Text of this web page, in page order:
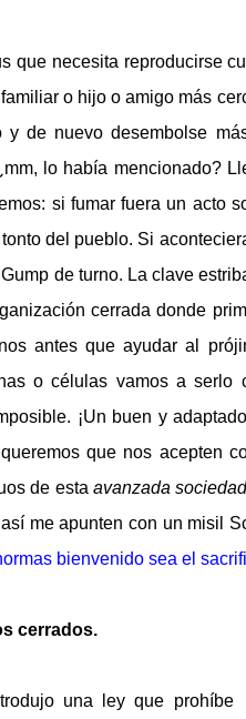
que necesita reproducirse
o hijo o amigo más
y de nuevo desembolse
lo había mencionado?
si fumar fuera un acto
del pueblo. Si
de turno. La clave
cerrada donde
antes que ayudar al
o células vamos a
¡Un buen y
que nos acepten
de esta avanzada
me apunten con un misil
bienvenido sea el
cerrados.
una ley que